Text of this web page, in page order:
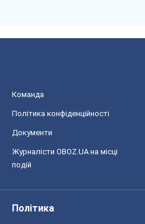
Команда
Політика конфіденційності
Документи
Журналісти OBOZ.UA на місці
подій
Політика